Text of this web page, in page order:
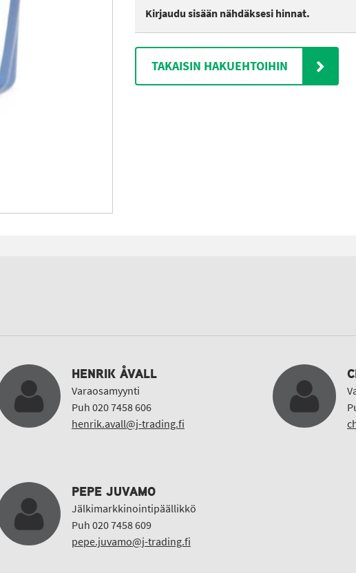
Kirjaudu sisään nähdäksesi hinnat.
TAKAISIN HAKUEHTOIHIN
HENRIK ÅVALL
Varaosamyynti
Puh 020 7458 606
henrik.avall@j-trading.fi
PEPE JUVAMO
Jälkimarkkinointipäällikkö
Puh 020 7458 609
pepe.juvamo@j-trading.fi